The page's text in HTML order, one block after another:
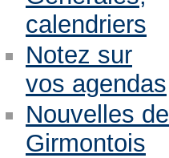
calendriers
Notez sur
vos agendas
Nouvelles de
Girmontois